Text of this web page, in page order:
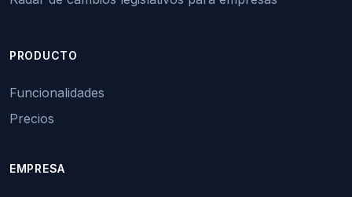
PRODUCTO
Funcionalidades
Precios
EMPRESA